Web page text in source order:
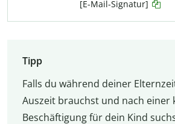
[E-Mail-Signatur]
Tipp
Falls du während deiner
Auszeit brauchst und nach einer
Beschäftigung für dein Kind